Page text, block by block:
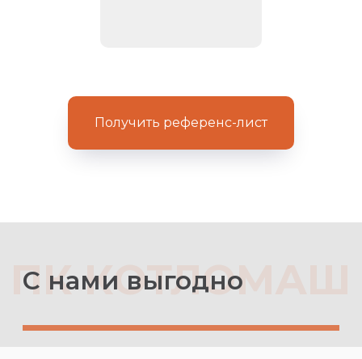
Получить референс-лист
ПК КОТЛОМАШ
Сертификаты